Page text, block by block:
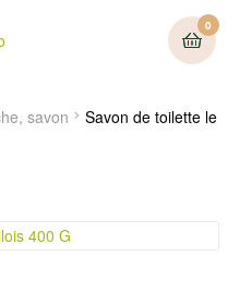
0
savon
Savon de toilette le